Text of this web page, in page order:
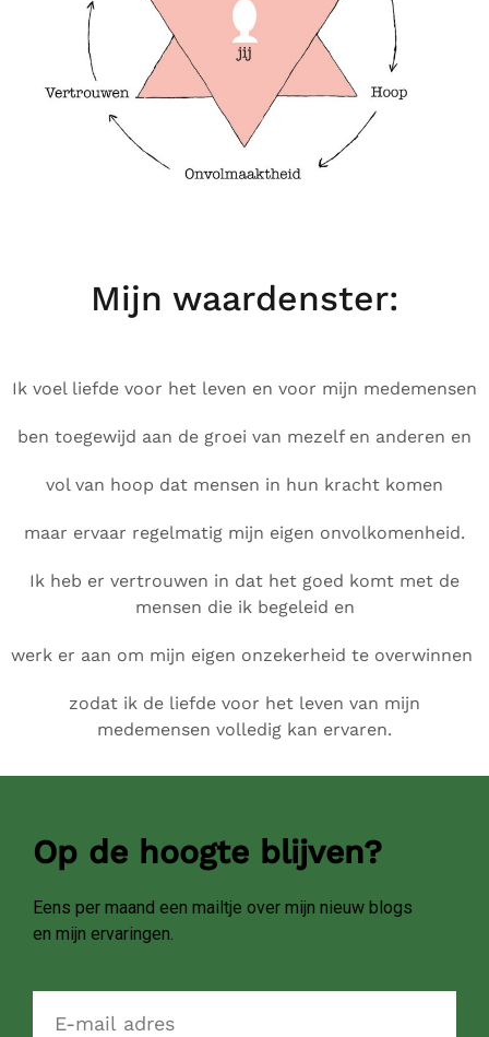
Mijn waardenster:
Ik voel liefde voor het leven en voor mijn medemensen
ben toegewijd aan de groei van mezelf en anderen en
vol van hoop dat mensen in hun kracht komen
maar ervaar regelmatig mijn eigen onvolkomenheid.
Ik heb er vertrouwen in dat het goed komt met de
mensen die ik begeleid en
werk er aan om mijn eigen onzekerheid te overwinnen
zodat ik de liefde voor het leven van mijn
medemensen volledig kan ervaren.
Op de hoogte blijven?
Eens per maand een mailtje over mijn nieuw blogs
en mijn ervaringen.